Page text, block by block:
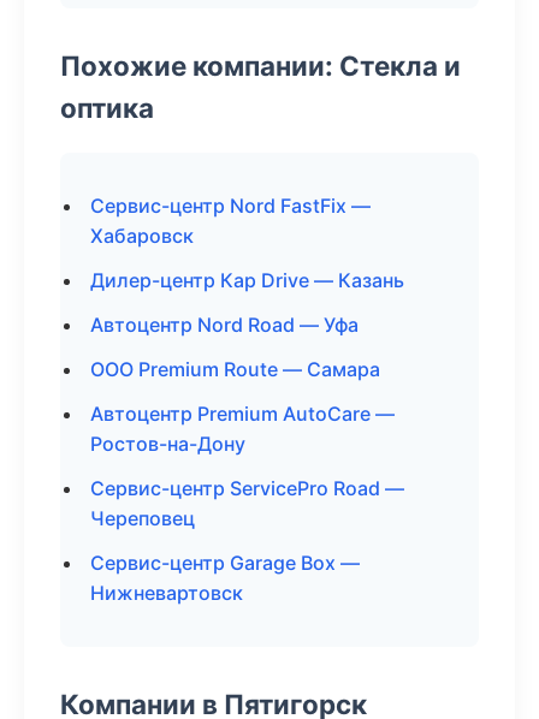
Похожие компании: Стекла и
оптика
Сервис-центр Nord FastFix —
Хабаровск
Дилер-центр Кар Drive — Казань
Автоцентр Nord Road — Уфа
ООО Premium Route — Самара
Автоцентр Premium AutoCare —
Ростов-на-Дону
Сервис-центр ServicePro Road —
Череповец
Сервис-центр Garage Box —
Нижневартовск
Компании в Пятигорск